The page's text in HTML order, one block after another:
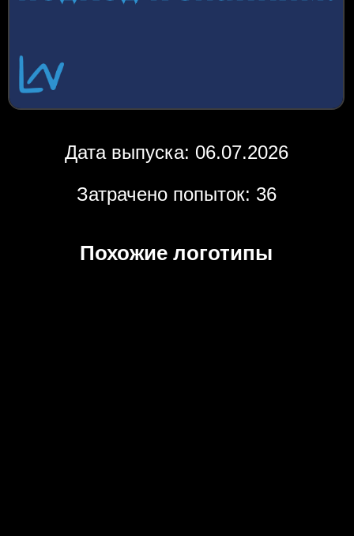
Дата выпуска: 06.07.2026
Затрачено попыток: 36
Похожие логотипы